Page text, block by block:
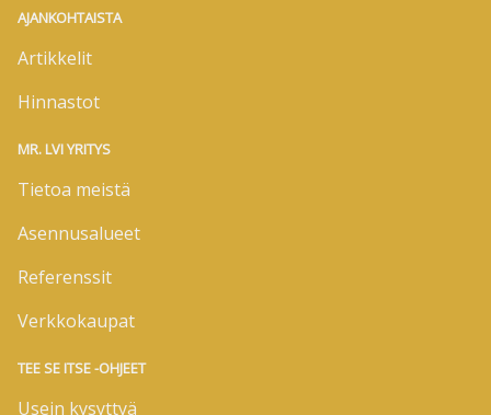
AJANKOHTAISTA
Artikkelit
Hinnastot
MR. LVI YRITYS
Tietoa meistä
Asennusalueet
Referenssit
Verkkokaupat
TEE SE ITSE -OHJEET
Usein kysyttyä